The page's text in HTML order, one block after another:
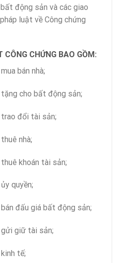
động sản và các giao
luật về Công chứng
CHỨNG BAO GỒM:
bán nhà;
cho bất động sản;
đổi tài sản;
nhà;
khoán tài sản;
quyền;
đấu giá bất động sản;
giữ tài sản;
tế;